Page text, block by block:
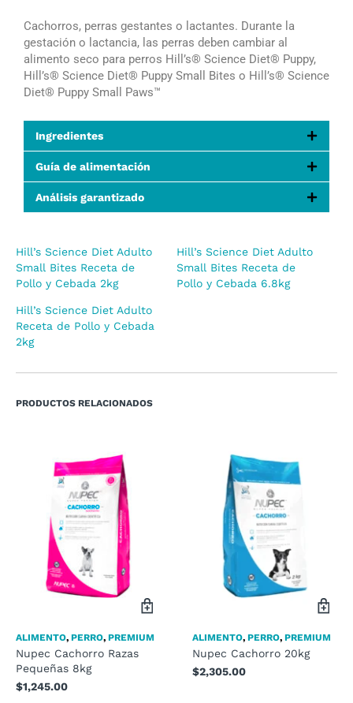
Cachorros, perras gestantes o lactantes. Durante la
gestación o lactancia, las perras deben cambiar al
alimento seco para perros Hill’s® Science Diet® Puppy,
Hill’s® Science Diet® Puppy Small Bites o Hill’s® Science
Diet® Puppy Small Paws™
Ingredientes
Guía de alimentación
Análisis garantizado
Hill’s Science Diet Adulto
Small Bites Receta de
Pollo y Cebada 2kg
Hill’s Science Diet Adulto
Small Bites Receta de
Pollo y Cebada 6.8kg
Hill’s Science Diet Adulto
Receta de Pollo y Cebada
2kg
PRODUCTOS RELACIONADOS
ALIMENTO, PERRO, PREMIUM
Nupec Cachorro Razas
Pequeñas 8kg
$1,245.00
ALIMENTO, PERRO, PREMIUM
Nupec Cachorro 20kg
$2,305.00